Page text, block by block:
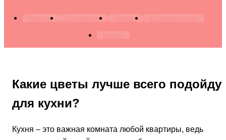
Ремонт Отопление Дизайн
Какие цветы лучше всего
для кухни?
Кухня – это важная комната любой квартиры, ведь